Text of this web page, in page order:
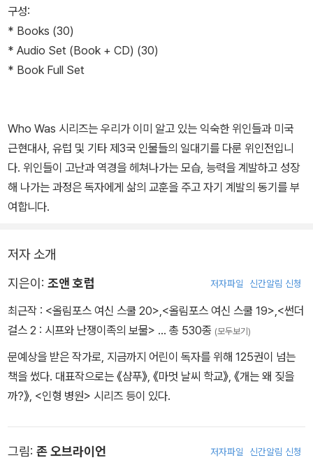
구성:
* Books (30)
* Audio Set (Book + CD) (30)
* Book Full Set
Who Was 시리즈는 우리가 이미 알고 있는 익숙한 위인들과 미국
근현대사, 유럽 및 기타 제3국 인물들의 일대기를 다룬 위인전입니
다. 위인들이 고난과 역경을 헤쳐나가는 모습, 능력을 계발하고 성장
해 나가는 과정은 독자에게 삶의 교훈을 주고 자기 계발의 동기를 부
여합니다.
저자 소개
지은이: 조앤 호럽 저자파일 신간알림 신청
최근작 : <올림포스 여신 스쿨 20>,<올림포스 여신 스쿨 19>,<썬더
걸스 2 : 시프와 난쟁이족의 보물> … 총 530종 (모두보기)
문예상을 받은 작가로, 지금까지 어린이 독자를 위해 125권이 넘는
책을 썼다. 대표작으로는 《샴푸》, 《마멋 날씨 학교》, 《개는 왜 짖을
까?》, <인형 병원> 시리즈 등이 있다.
그림: 존 오브라이언 저자파일 신간알림 신청